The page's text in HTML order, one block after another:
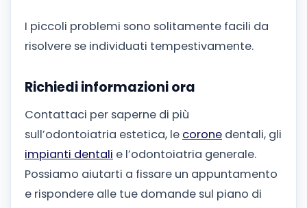
I piccoli problemi sono solitamente facili da
risolvere se individuati tempestivamente.
Richiedi informazioni ora
Contattaci per saperne di più
sull’odontoiatria estetica, le corone dentali, gli
impianti dentali e l’odontoiatria generale.
Possiamo aiutarti a fissare un appuntamento
e rispondere alle tue domande sul piano di